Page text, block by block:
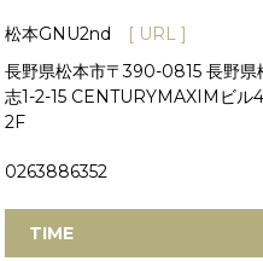
松本GNU2nd
[ URL ]
長野県松本市〒390-0815 長野
志1-2-15 CENTURYMAXIMビル
2F
0263886352
TIME